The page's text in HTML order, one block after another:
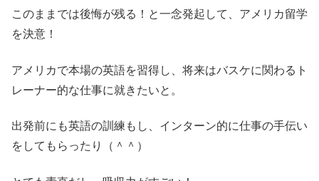
このままでは後悔が残る！と一念発起して、アメリカ留学
を決意！
アメリカで本場の英語を習得し、将来はバスケに関わるト
レーナー的な仕事に就きたいと。
出発前にも英語の訓練もし、インターン的に仕事の手伝い
をしてもらったり（＾＾）